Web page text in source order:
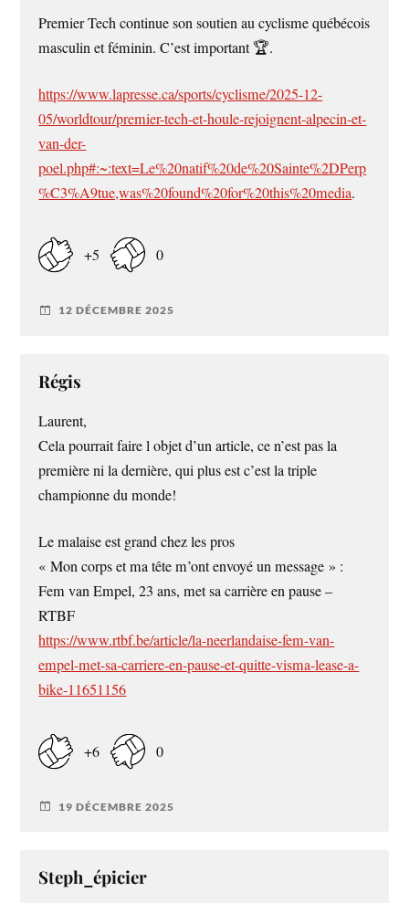
Premier Tech continue son soutien au cyclisme québécois
masculin et féminin. C’est important 🏆.
https://www.lapresse.ca/sports/cyclisme/2025-12-
05/worldtour/premier-tech-et-houle-rejoignent-alpecin-et-
van-der-
poel.php#:~:text=Le%20natif%20de%20Sainte%2DPerp
%C3%A9tue,was%20found%20for%20this%20media.
+5 0
12 DÉCEMBRE 2025
Régis
Laurent,
Cela pourrait faire l objet d’un article, ce n’est pas la
première ni la dernière, qui plus est c’est la triple
championne du monde!
Le malaise est grand chez les pros
« Mon corps et ma tête m’ont envoyé un message » :
Fem van Empel, 23 ans, met sa carrière en pause –
RTBF
https://www.rtbf.be/article/la-neerlandaise-fem-van-
empel-met-sa-carriere-en-pause-et-quitte-visma-lease-a-
bike-11651156
+6 0
19 DÉCEMBRE 2025
Steph_épicier